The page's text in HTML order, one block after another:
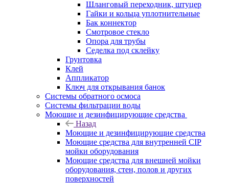
Шланговый переходник, штуцер
Гайки и кольца уплотнительные
Бак коннектор
Смотровое стекло
Опора для трубы
Седелка под склейку
Грунтовка
Клей
Аппликатор
Ключ для открывания банок
Системы обратного осмоса
Системы фильтрации воды
Моющие и дезинфицирующие средства
Назад
Моющие и дезинфицирующие средства
Моющие средства для внутренней CIP
мойки оборудования
Моющие средства для внешней мойки
оборудования, стен, полов и других
поверхностей